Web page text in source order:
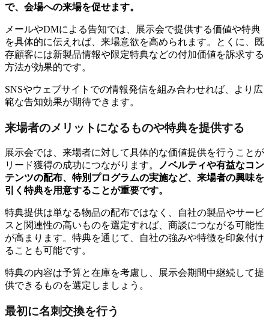
で、会場への来場を促せます。
メールやDMによる告知では、展示会で提供する価値や特典
を具体的に伝えれば、来場意欲を高められます。とくに、既
存顧客には新製品情報や限定特典などの付加価値を訴求する
方法が効果的です。
SNSやウェブサイトでの情報発信を組み合わせれば、より広
範な告知効果が期待できます。
来場者のメリットになるものや特典を提供する
展示会では、来場者に対して具体的な価値提供を行うことが
リード獲得の成功につながります。
ノベルティや有益なコン
テンツの配布、特別プログラムの実施など、来場者の興味を
引く特典を用意することが重要です。
特典提供は単なる物品の配布ではなく、自社の製品やサービ
スと関連性の高いものを選定すれば、商談につながる可能性
が高まります。特典を通じて、自社の強みや特徴を印象付け
ることも可能です。
特典の内容は予算と在庫を考慮し、展示会期間中継続して提
供できるものを選定しましょう。
最初に名刺交換を行う